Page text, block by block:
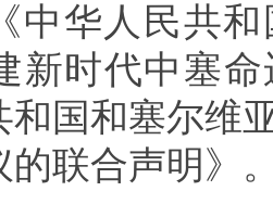
中华人民共
新时代中塞
和国和塞尔维
的联合声明》